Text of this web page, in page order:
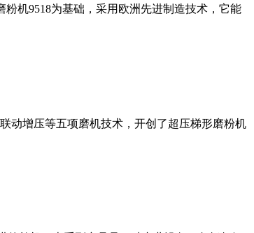
机9518为基础，采用欧洲先进制造技术，它能
动增压等五项磨机技术，开创了超压梯形磨粉机